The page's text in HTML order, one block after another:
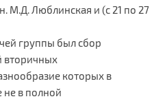
М.Д. Люблинская и (с 21 по 27
группы был сбор
вторичных
которых в
не в полной